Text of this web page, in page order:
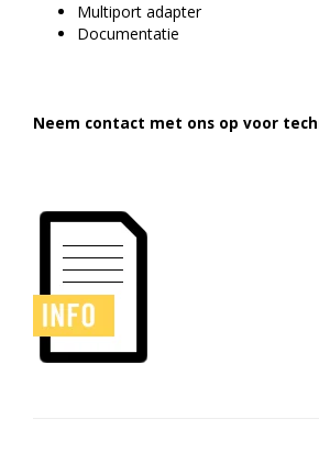
Multiport adapter
Documentatie
Neem contact met ons op voor